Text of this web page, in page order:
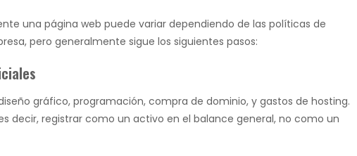
una página web puede variar dependiendo de las políticas de
pero generalmente sigue los siguientes pasos:
gráfico, programación, compra de dominio, y gastos de hosting.
decir, registrar como un activo en el balance general, no como un